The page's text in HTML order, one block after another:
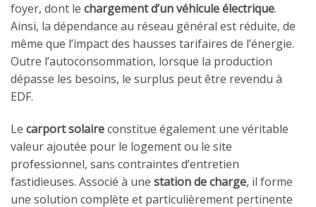
foyer, dont le chargement d’un véhicule électrique.
Ainsi, la dépendance au réseau général est réduite, de
même que l’impact des hausses tarifaires de l’énergie.
Outre l’autoconsommation, lorsque la production
dépasse les besoins, le surplus peut être revendu à
EDF.
Le carport solaireconstitue également une véritable
valeur ajoutée pour le logement ou le site
professionnel, sans contraintes d’entretien
fastidieuses. Associé à une station de charge, il forme
une solution complète et particulièrement pertinente